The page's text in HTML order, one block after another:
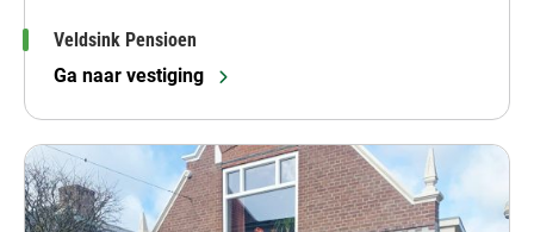
Veldsink Pensioen
Ga naar vestiging